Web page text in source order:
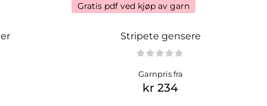
Gratis pdf ved kjøp av garn
Stripete gensere
Garnpris fra
kr 234